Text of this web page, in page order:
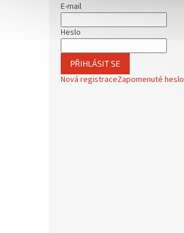
E-mail
Heslo
PŘIHLÁSIT SE
Nová registraceZapomenuté heslo